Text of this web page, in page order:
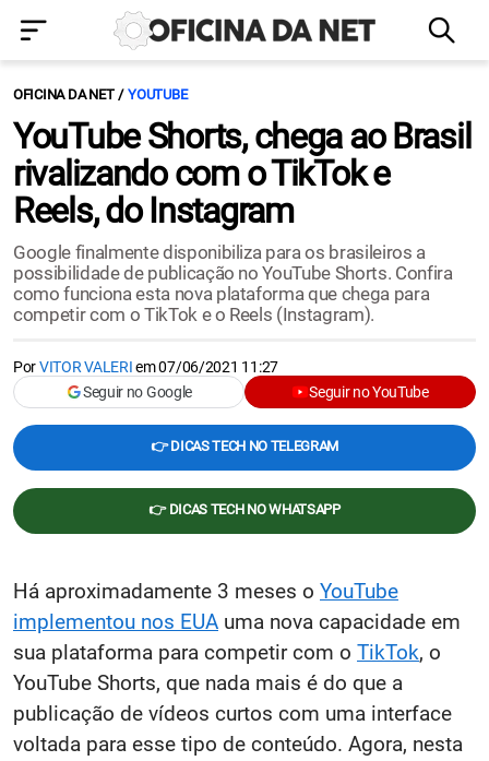
OFICINA DA NET YOUTUBE
YouTube Shorts, chega ao Brasil
rivalizando com o TikTok e
Reels, do Instagram
Google finalmente disponibiliza para os brasileiros a
possibilidade de publicação no YouTube Shorts. Confira
como funciona esta nova plataforma que chega para
competir com o TikTok e o Reels (Instagram).
PorVITOR VALERIem07/06/2021 11:27
Seguir no Google
Seguir no YouTube
👉 DICAS TECH NO TELEGRAM
👉 DICAS TECH NO WHATSAPP
Há aproximadamente 3 meses o YouTube
implementou nos EUA uma nova capacidade em
sua plataforma para competir com o TikTok, o
YouTube Shorts, que nada mais é do que a
publicação de vídeos curtos com uma interface
voltada para esse tipo de conteúdo. Agora, nesta